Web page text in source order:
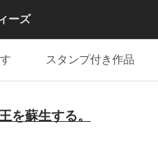
ーズ
スタンプ付き作品
を蘇生する。